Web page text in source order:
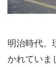
明治時代、
かれていま